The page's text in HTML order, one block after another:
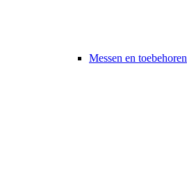
Messen en toebehoren